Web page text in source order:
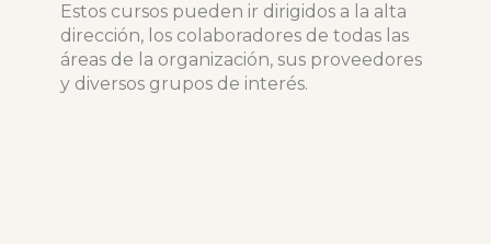
Estos cursos pueden ir dirigidos a la alta
dirección, los colaboradores de todas las
áreas de la organización, sus proveedores
y diversos grupos de interés.